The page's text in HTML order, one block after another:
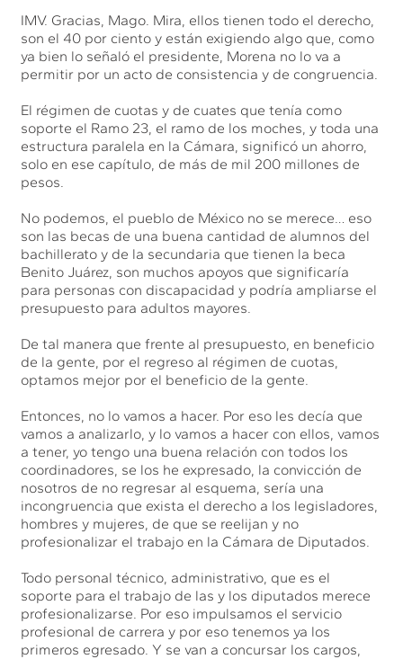
IMV. Gracias, Mago. Mira, ellos tienen todo el derecho,
son el 40 por ciento y están exigiendo algo que, como
ya bien lo señaló el presidente, Morena no lo va a
permitir por un acto de consistencia y de congruencia.
El régimen de cuotas y de cuates que tenía como
soporte el Ramo 23, el ramo de los moches, y toda una
estructura paralela en la Cámara, significó un ahorro,
solo en ese capítulo, de más de mil 200 millones de
pesos.
No podemos, el pueblo de México no se merece… eso
son las becas de una buena cantidad de alumnos del
bachillerato y de la secundaria que tienen la beca
Benito Juárez, son muchos apoyos que significaría
para personas con discapacidad y podría ampliarse el
presupuesto para adultos mayores.
De tal manera que frente al presupuesto, en beneficio
de la gente, por el regreso al régimen de cuotas,
optamos mejor por el beneficio de la gente.
Entonces, no lo vamos a hacer. Por eso les decía que
vamos a analizarlo, y lo vamos a hacer con ellos, vamos
a tener, yo tengo una buena relación con todos los
coordinadores, se los he expresado, la convicción de
nosotros de no regresar al esquema, sería una
incongruencia que exista el derecho a los legisladores,
hombres y mujeres, de que se reelijan y no
profesionalizar el trabajo en la Cámara de Diputados.
Todo personal técnico, administrativo, que es el
soporte para el trabajo de las y los diputados merece
profesionalizarse. Por eso impulsamos el servicio
profesional de carrera y por eso tenemos ya los
primeros egresado. Y se van a concursar los cargos,